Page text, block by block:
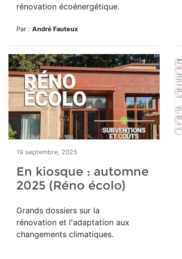
rénovation écoénergétique.
Par : André Fauteux
19 septembre, 2025
En kiosque : automne
2025 (Réno écolo)
Grands dossiers sur la
rénovation et l'adaptation aux
changements climatiques.